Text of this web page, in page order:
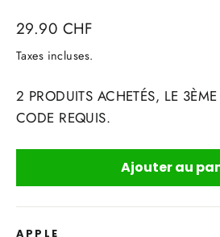
Prix
régulier
29.90 CHF
Taxes incluses.
2 PRODUITS ACHETÉS, LE
CODE REQUIS.
Ajouter au
APPLE